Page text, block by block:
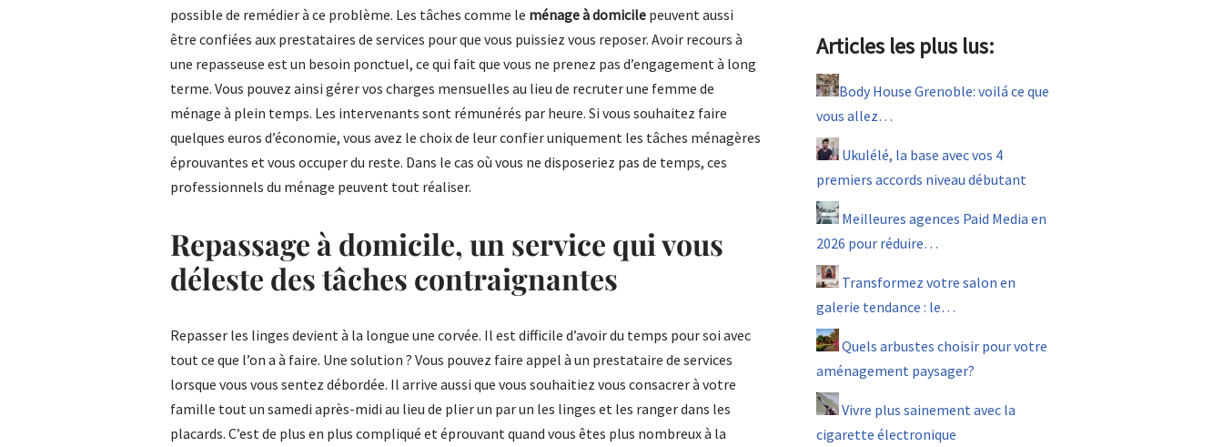
possible de remédier à ce problème. Les tâches comme le ménage à domicile peuvent aussi
être confiées aux prestataires de services pour que vous puissiez vous reposer. Avoir recours à
une repasseuse est un besoin ponctuel, ce qui fait que vous ne prenez pas d’engagement à long
terme. Vous pouvez ainsi gérer vos charges mensuelles au lieu de recruter une femme de
ménage à plein temps. Les intervenants sont rémunérés par heure. Si vous souhaitez faire
quelques euros d’économie, vous avez le choix de leur confier uniquement les tâches ménagères
éprouvantes et vous occuper du reste. Dans le cas où vous ne disposeriez pas de temps, ces
professionnels du ménage peuvent tout réaliser.
Repassage à domicile, un service qui vous
déleste des tâches contraignantes
Repasser les linges devient à la longue une corvée. Il est difficile d’avoir du temps pour soi avec
tout ce que l’on a à faire. Une solution ? Vous pouvez faire appel à un prestataire de services
lorsque vous vous sentez débordée. Il arrive aussi que vous souhaitiez vous consacrer à votre
famille tout un samedi après-midi au lieu de plier un par un les linges et les ranger dans les
placards. C’est de plus en plus compliqué et éprouvant quand vous êtes plus nombreux à la
Articles les plus lus:
Body House Grenoble: voilá ce que
vous allez…
Ukulélé, la base avec vos 4
premiers accords niveau débutant
Meilleures agences Paid Media en
2026 pour réduire…
Transformez votre salon en
galerie tendance : le…
Quels arbustes choisir pour votre
aménagement paysager?
Vivre plus sainement avec la
cigarette électronique